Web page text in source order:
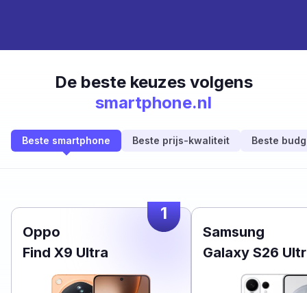
De beste keuzes volgens
smartphone.nl
Beste smartphone Beste prijs-kwaliteit Beste
1
Oppo
Find X9 Ultra
Samsung
Galaxy S26